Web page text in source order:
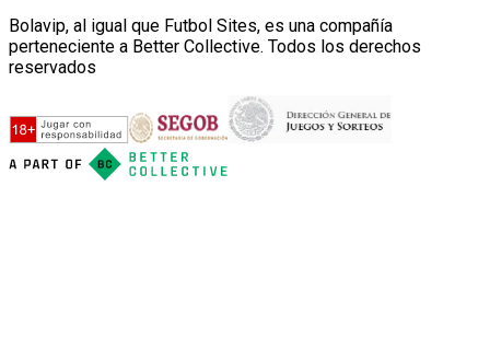
Bolavip, al igual que Futbol Sites, es una compañía
perteneciente a Better Collective. Todos los derechos
reservados